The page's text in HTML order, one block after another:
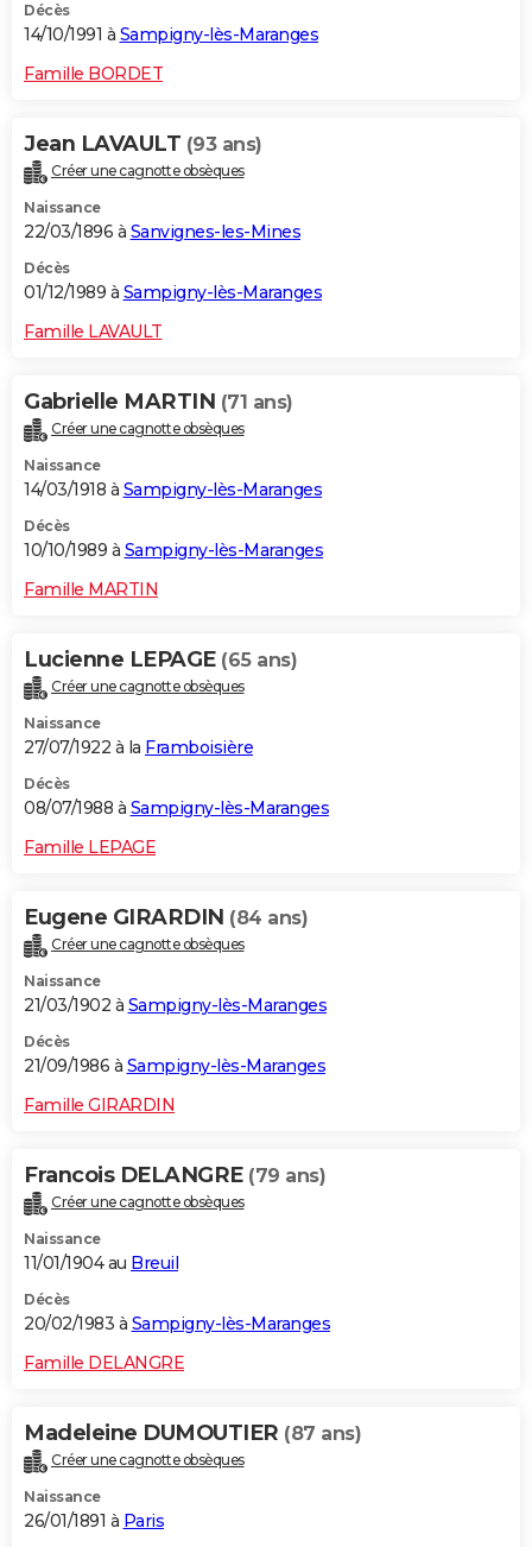
Décès
14/10/1991 à Sampigny-lès-Maranges
Famille BORDET
Jean LAVAULT (93 ans)
Créer une cagnotte obsèques
Naissance
22/03/1896 à Sanvignes-les-Mines
Décès
01/12/1989 à Sampigny-lès-Maranges
Famille LAVAULT
Gabrielle MARTIN (71 ans)
Créer une cagnotte obsèques
Naissance
14/03/1918 à Sampigny-lès-Maranges
Décès
10/10/1989 à Sampigny-lès-Maranges
Famille MARTIN
Lucienne LEPAGE (65 ans)
Créer une cagnotte obsèques
Naissance
27/07/1922 à la Framboisière
Décès
08/07/1988 à Sampigny-lès-Maranges
Famille LEPAGE
Eugene GIRARDIN (84 ans)
Créer une cagnotte obsèques
Naissance
21/03/1902 à Sampigny-lès-Maranges
Décès
21/09/1986 à Sampigny-lès-Maranges
Famille GIRARDIN
Francois DELANGRE (79 ans)
Créer une cagnotte obsèques
Naissance
11/01/1904 au Breuil
Décès
20/02/1983 à Sampigny-lès-Maranges
Famille DELANGRE
Madeleine DUMOUTIER (87 ans)
Créer une cagnotte obsèques
Naissance
26/01/1891 à Paris